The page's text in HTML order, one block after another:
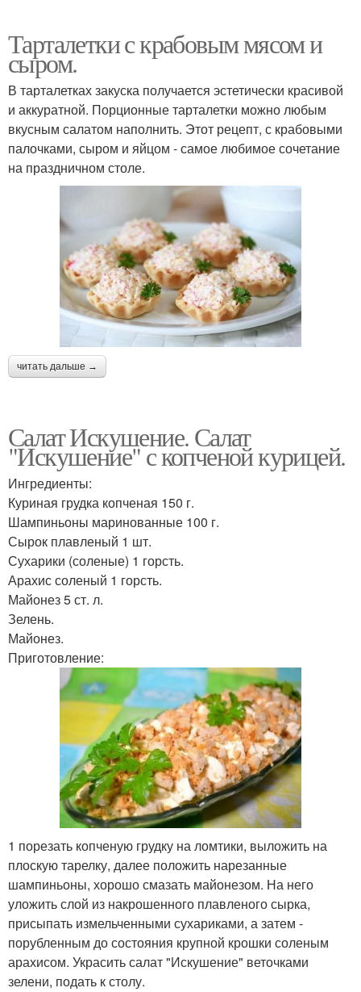
Тарталетки с крабовым мясом и
сыром.
В тарталетках закуска получается эстетически красивой
и аккуратной. Порционные тарталетки можно любым
вкусным салатом наполнить. Этот рецепт, с крабовыми
палочками, сыром и яйцом - самое любимое сочетание
на праздничном столе.
читать дальше →
Салат Искушение. Салат
"Искушение" с копченой курицей.
Ингредиенты:
Куриная грудка копченая 150 г.
Шампиньоны маринованные 100 г.
Сырок плавленый 1 шт.
Сухарики (соленые) 1 горсть.
Арахис соленый 1 горсть.
Майонез 5 ст. л.
Зелень.
Майонез.
Приготовление:
1 порезать копченую грудку на ломтики, выложить на
плоскую тарелку, далее положить нарезанные
шампиньоны, хорошо смазать майонезом. На него
уложить слой из накрошенного плавленого сырка,
присыпать измельченными сухариками, а затем -
порубленным до состояния крупной крошки соленым
арахисом. Украсить салат "Искушение" веточками
зелени, подать к столу.